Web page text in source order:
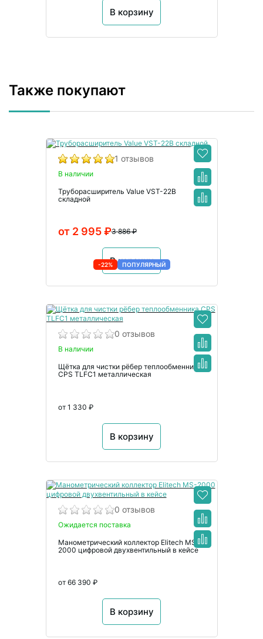
В корзину
Также покупают
1 отзывов
В наличии
Труборасширитель Value VST-22B
складной
3 886 ₽
от 2 995 ₽
В корзину
-22% ПОПУЛЯРНЫЙ
0 отзывов
В наличии
Щётка для чистки рёбер теплообменника
CPS TLFC1 металлическая
от 1 330 ₽
В корзину
0 отзывов
Ожидается поставка
Манометрический коллектор Elitech MS-
2000 цифровой двухвентильный в кейсе
от 66 390 ₽
В корзину